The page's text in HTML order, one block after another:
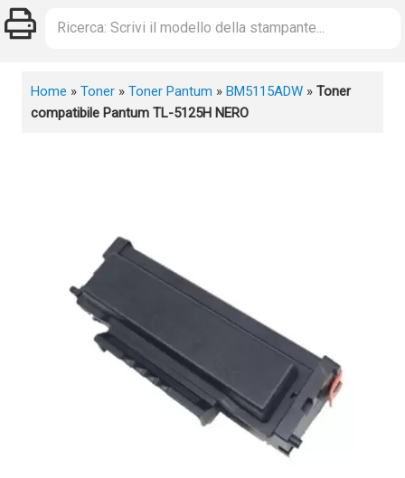
Home » Toner » Toner Pantum » BM5115ADW » Toner
compatibile Pantum TL-5125H NERO